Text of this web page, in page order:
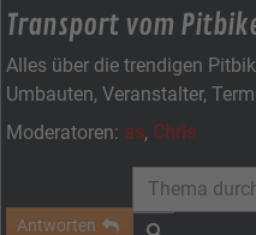
Transport vom
Alles über die trendigen
Umbauten, Veranstalter,
Moderatoren: as, Chris
Antworten